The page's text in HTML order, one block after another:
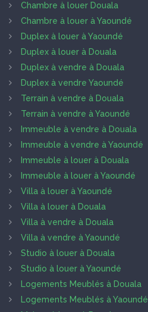
Chambre à louer Douala
Chambre à louer à Yaoundé
Duplex à louer à Yaoundé
Duplex à louer à Douala
Duplex à vendre à Douala
Duplex à vendre Yaoundé
Terrain à vendre à Douala
Terrain à vendre à Yaoundé
Immeuble à vendre à Douala
Immeuble à vendre à Yaoundé
Immeuble à louer à Douala
Immeuble à louer à Yaoundé
Villa à louer à Yaoundé
Villa à louer à Douala
Villa à vendre à Douala
Villa à vendre à Yaoundé
Studio à louer à Douala
Studio à louer à Yaoundé
Logements Meublés à Douala
Logements Meublés à Yaoundé